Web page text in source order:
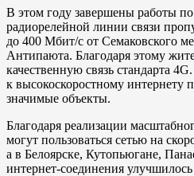
В этом году завершены работы по
радиорелейной линии связи
до 400 Мбит/с от Семаковского
Антипаюта. Благодаря этому
качественную связь стандарта
к высокоскоростному интернету
значимые объекты.
Благодаря реализации
могут пользоваться сетью на
а в Белоярске, Кутопьюгане,
интернет‑соединения